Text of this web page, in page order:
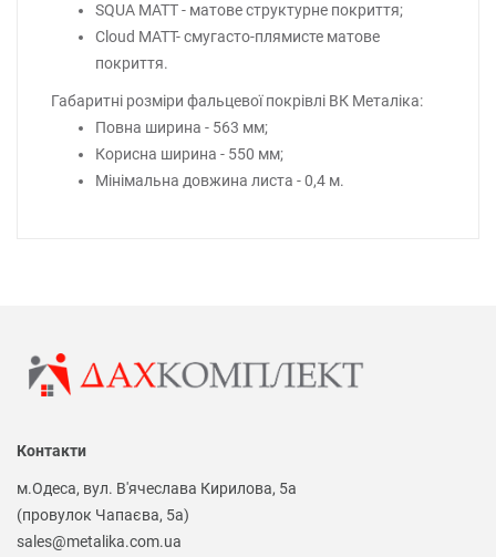
SQUA MATT - матове структурне покриття;
Cloud MATT- смугасто-плямисте матове
покриття.
Габаритні розміри фальцевої покрівлі ВК Металіка:
Повна ширина - 563 мм;
Корисна ширина - 550 мм;
Мінімальна довжина листа - 0,4 м.
Контакти
м.Одеса, вул. В'ячеслава Кирилова, 5а
(провулок Чапаєва, 5а)
sales@metalika.com.ua